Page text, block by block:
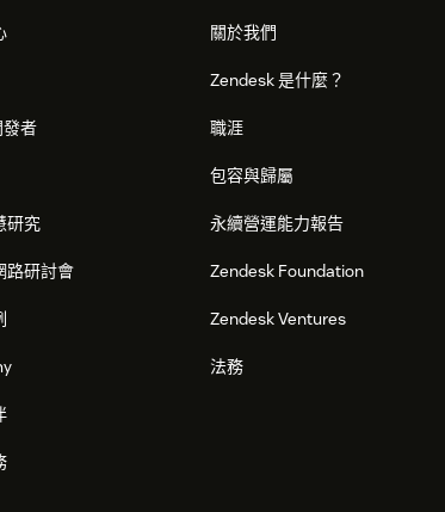
發者
研究
路研討會
關於我們
Zendesk 是什麼？
職涯
包容與歸屬
永續營運能力報告
Zendesk Foundation
Zendesk Ventures
法務